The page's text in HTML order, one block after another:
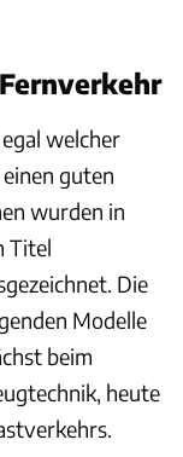
welcher
guten
wurden in
Titel
Die
Modelle
beim
heute